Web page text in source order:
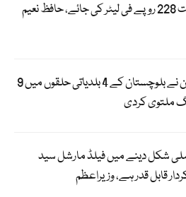
پیٹرول کی قیمت 228 روپے فی لیٹر کی جائے، حافظ نعیم
الیکشن کمیشن نے بلوچستان کے 4 بلدیاتی حلقوں میں 9
ملتوی کردی
شکل دینے میں فیلڈ مارشل سید
قابل قدر ہے، وزیراعظم